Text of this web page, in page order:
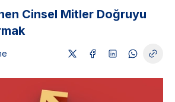
Cinsel Mitler Doğruyu